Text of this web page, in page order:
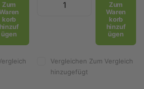
Zum
korb
hinzuf
ügen
Zum
Waren
korb
hinzuf
ügen
Vergleichen Zum Vergleich
hinzugefügt